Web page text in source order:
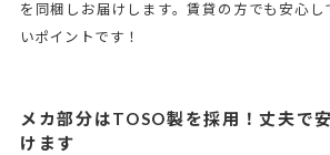
を同梱しお届けします。賃貸の方でも安心し
いポイントです！
メカ部分はTOSO製を採用！丈夫で
けます